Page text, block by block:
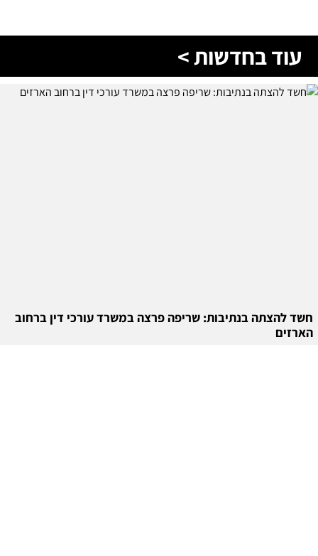
עוד בחדשות >
חשד להצתה בנתיבות: שריפה פרצה במשרד עורכי דין ברחוב
הארזים